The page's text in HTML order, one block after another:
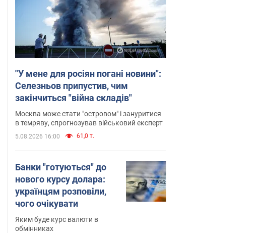
"У мене для росіян погані новини":
Селезньов припустив, чим
закінчиться "війна складів"
Москва може стати "островом" і зануритися
в темряву, спрогнозував військовий експерт
5.08.2026 16:00 61,0 т.
Банки "готуються" до
нового курсу долара:
українцям розповіли,
чого очікувати
Яким буде курс валюти в
обмінниках